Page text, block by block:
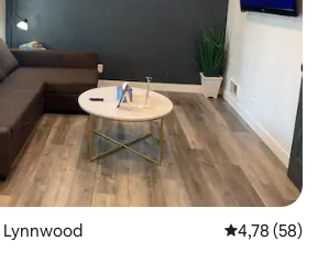
Calificación
4,78 (58)